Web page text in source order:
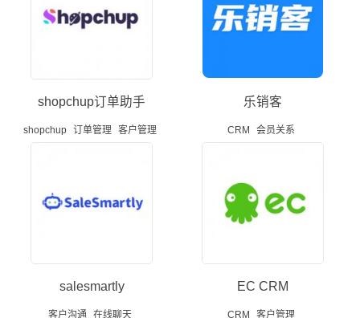
shopchup订单助手
shopchup 订单管理 客户管理
乐销客
CRM 会员关系
salesmartly
客户沟通 在线聊天
EC CRM
CRM 客户管理